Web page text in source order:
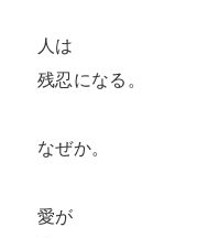
人は
残忍になる。
なぜか。
愛が